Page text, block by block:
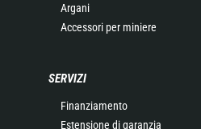
Argani
Accessori per miniere
SERVIZI
Finanziamento
Estensione di garanzia